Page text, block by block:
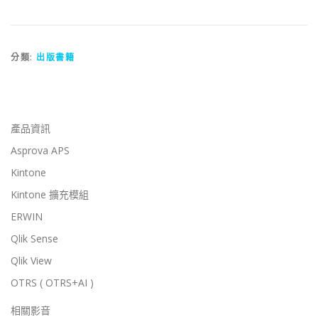
分類: 出版書籍
產品資訊
Asprova APS
Kintone
Kintone 擴充模組
ERWIN
Qlik Sense
Qlik View
OTRS ( OTRS+AI )
相關影音